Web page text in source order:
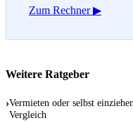
Zum Rechner ▶
Weitere Ratgeber
›Vermieten oder selbst
Vergleich